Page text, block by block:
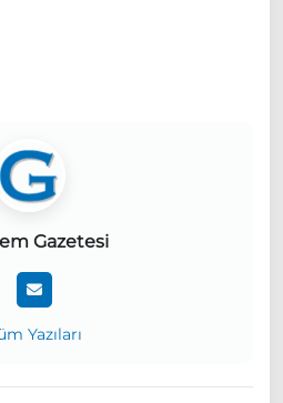
Gazetesi
Yazıları